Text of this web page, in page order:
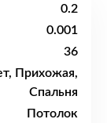
0.2
0.001
36
Прихожая,
Спальня
Потолок